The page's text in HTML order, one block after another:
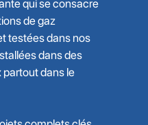
qui se consacre
de gaz
testées dans nos
dans des
dans le